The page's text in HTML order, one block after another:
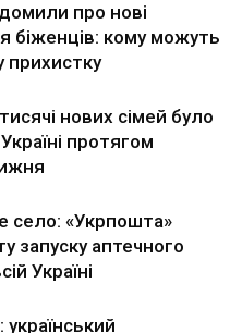
про нові
біженців: кому можуть
прихистку
нових сімей було
протягом
село: «Укрпошта»
запуску аптечного
Україні